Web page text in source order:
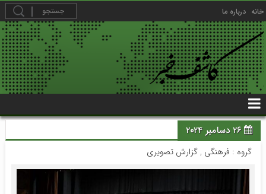
خانه درباره ما
26 دسامبر 2024
گروه : فرهنگی ,گزارش تصویری